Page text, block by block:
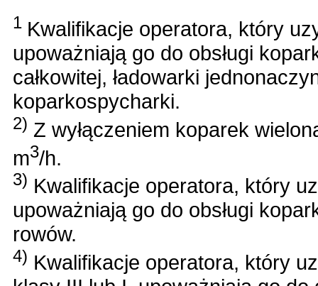
1 Kwalifikacje operatora, który
upoważniają go do obsługi
całkowitej, ładowarki
koparkospycharki.
2) Z wyłączeniem koparek
m3/h.
3) Kwalifikacje operatora, który
upoważniają go do obsługi
rowów.
4) Kwalifikacje operatora, który